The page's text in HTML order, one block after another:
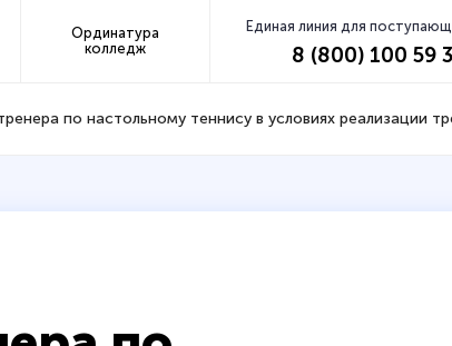
Ординатура
колледж
Единая линия для
8 (800) 100 59
по настольному теннису в условиях реализации